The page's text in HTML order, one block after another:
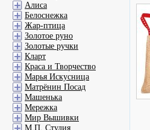
Алиса
Белоснежка
Жар-птица
Золотое руно
Золотые ручки
Кларт
Краса и Творчество
Марья Искусница
Матрёнин Посад
Машенька
Мережка
Мир Вышивки
М.П. Студия